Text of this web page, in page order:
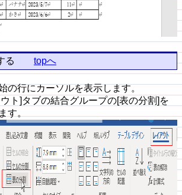
る topへ
の行にカーソルを表示します。
ト]タブの結合グループの[表の分割]を
す。